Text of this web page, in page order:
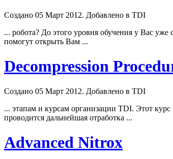
Создано 05 Март 2012. Добавлено в TDI
... робота? До этого уровня обучения у Вас
помогут открыть Вам ...
Decompression
Создано 05 Март 2012. Добавлено в TDI
... этапам и курсам организации TDI. Этот
проводится дальнейшая отработка ...
Advanced Nitrox